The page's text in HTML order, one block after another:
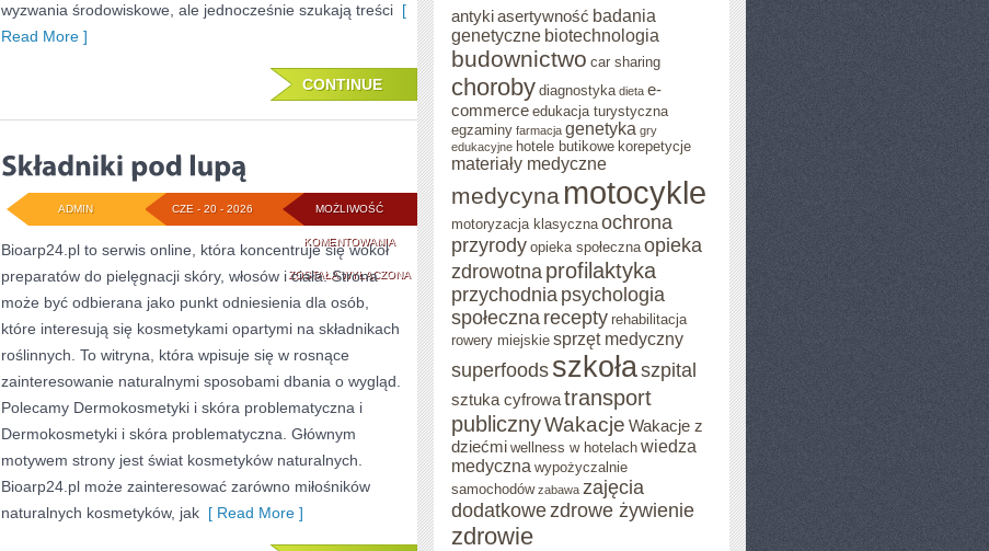
wyzwania środowiskowe, ale jednocześnie szukają treści [
Read More ]
CONTINUE
MOŻLIWOŚĆ
KOMENTOWANIASKŁADNIKI
POD
LUPĄ
ZOSTAŁA WYŁĄCZONA
CZE - 20 - 2026
ADMIN
Bioarp24.pl to serwis online, która koncentruje się wokół
preparatów do pielęgnacji skóry, włosów i ciała. Strona
może być odbierana jako punkt odniesienia dla osób,
które interesują się kosmetykami opartymi na składnikach
roślinnych. To witryna, która wpisuje się w rosnące
zainteresowanie naturalnymi sposobami dbania o wygląd.
Polecamy Dermokosmetyki i skóra problematyczna i
Dermokosmetyki i skóra problematyczna. Głównym
motywem strony jest świat kosmetyków naturalnych.
Bioarp24.pl może zainteresować zarówno miłośników
naturalnych kosmetyków, jak [ Read More ]
antykiasertywność badania
genetyczne biotechnologia
budownictwo car sharing
choroby diagnostyka dieta e-
commerce edukacja turystyczna
egzaminy farmacja genetyka gry
edukacyjne hotele butikowe korepetycje
materiały medyczne
medycyna motocykle
motoryzacja klasyczna ochrona
przyrody opieka społeczna opieka
zdrowotna profilaktyka
przychodnia psychologia
społeczna recepty rehabilitacja
rowery miejskie sprzęt medyczny
superfoods szkołaszpital
sztuka cyfrowatransport
publicznyWakacje Wakacje z
dziećmi wellness w hotelach wiedza
medyczna wypożyczalnie
samochodów zabawa zajęcia
dodatkowezdrowe żywienie
zdrowie